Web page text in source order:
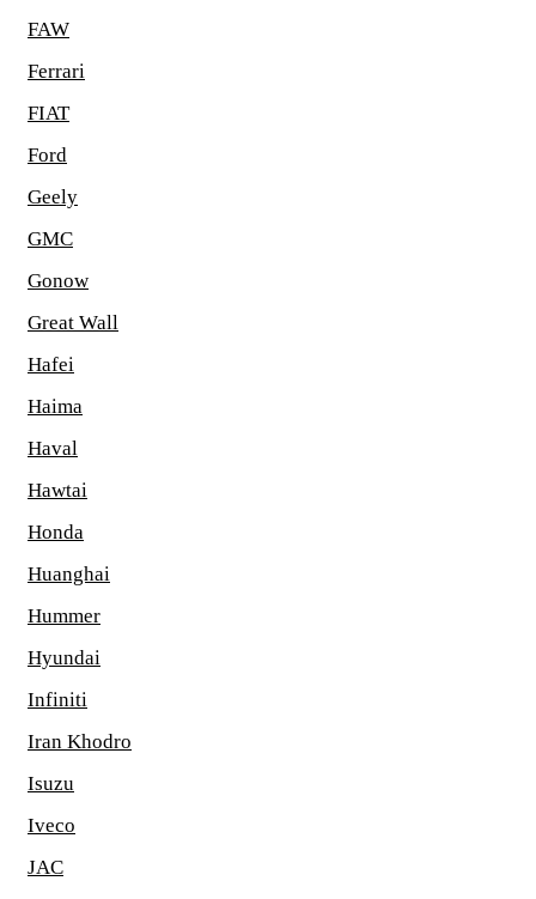
FAW
Ferrari
FIAT
Ford
Geely
GMC
Gonow
Great Wall
Hafei
Haima
Haval
Hawtai
Honda
Huanghai
Hummer
Hyundai
Infiniti
Iran Khodro
Isuzu
Iveco
JAC